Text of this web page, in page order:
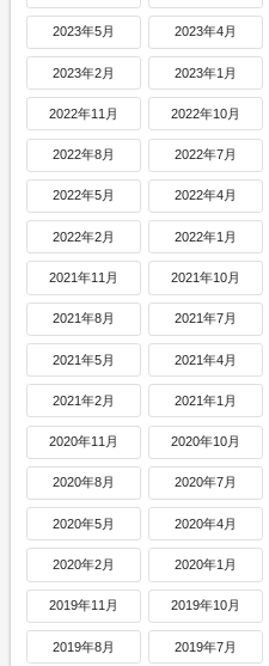
2023年5月 2023年4月
2023年2月 2023年1月
2022年11月 2022年10月
2022年8月 2022年7月
2022年5月 2022年4月
2022年2月 2022年1月
2021年11月 2021年10月
2021年8月 2021年7月
2021年5月 2021年4月
2021年2月 2021年1月
2020年11月 2020年10月
2020年8月 2020年7月
2020年5月 2020年4月
2020年2月 2020年1月
2019年11月 2019年10月
2019年8月 2019年7月